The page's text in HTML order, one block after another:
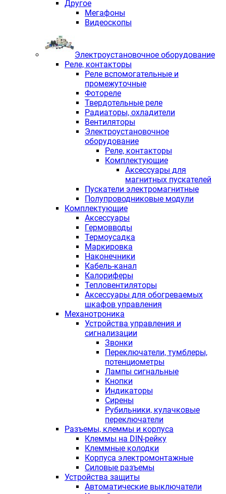
Другое
Мегафоны
Видеоскопы
Электроустановочное оборудование
Реле, контакторы
Реле вспомогательные и
промежуточные
Фотореле
Твердотельные реле
Радиаторы, охладители
Вентиляторы
Электроустановочное
оборудование
Реле, контакторы
Комплектующие
Аксессуары для
магнитных пускателей
Пускатели электромагнитные
Полупроводниковые модули
Комплектующие
Аксессуары
Гермовводы
Термоусадка
Маркировка
Наконечники
Кабель-канал
Калориферы
Тепловентиляторы
Аксессуары для обогреваемых
шкафов управления
Механотроника
Устройства управления и
сигнализации
Звонки
Переключатели, тумблеры,
потенциометры
Лампы сигнальные
Кнопки
Индикаторы
Сирены
Рубильники, кулачковые
переключатели
Разъемы, клеммы и корпуса
Клеммы на DIN-рейку
Клеммные колодки
Корпуса электромонтажные
Силовые разъемы
Устройства защиты
Автоматические выключатели